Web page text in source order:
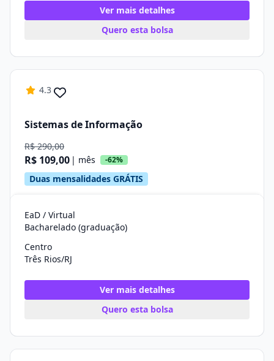
Ver mais detalhes
Quero esta bolsa
4.3
Sistemas de Informação
R$ 290,00
R$ 109,00 | mês -62%
Duas mensalidades GRÁTIS
EaD / Virtual
Bacharelado (graduação)
Centro
Três Rios/RJ
Ver mais detalhes
Quero esta bolsa